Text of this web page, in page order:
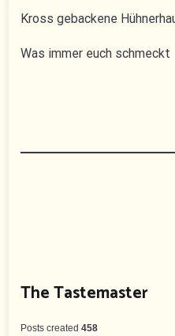
Kross gebackene
Was immer euch schmeckt
The Tastemaster
Posts created 458